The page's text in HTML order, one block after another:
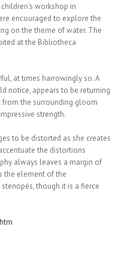
workshop in
encouraged to explore the
on the theme of water. The
at the Bibliotheca
at times harrowingly so. A
notice, appears to be returning
the surrounding gloom
strength.
to be distorted as she creates
the distortions
always leaves a margin of
the element of the
though it is a fierce